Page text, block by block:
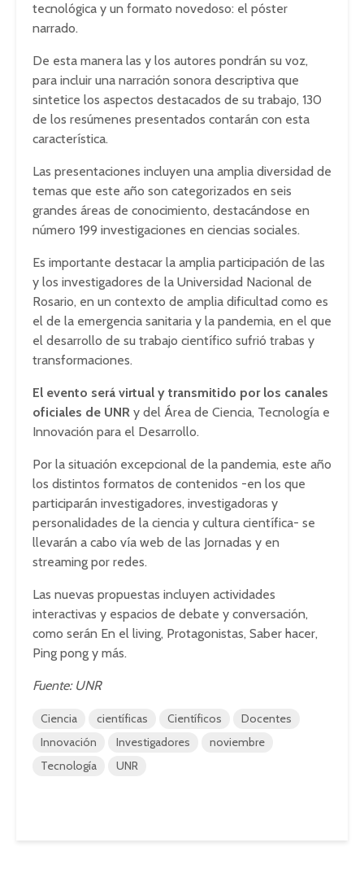
tecnológica y un formato novedoso: el póster
narrado.
De esta manera las y los autores pondrán su voz,
para incluir una narración sonora descriptiva que
sintetice los aspectos destacados de su trabajo, 130
de los resúmenes presentados contarán con esta
característica.
Las presentaciones incluyen una amplia diversidad de
temas que este año son categorizados en seis
grandes áreas de conocimiento, destacándose en
número 199 investigaciones en ciencias sociales.
Es importante destacar la amplia participación de las
y los investigadores de la Universidad Nacional de
Rosario, en un contexto de amplia dificultad como es
el de la emergencia sanitaria y la pandemia, en el que
el desarrollo de su trabajo científico sufrió trabas y
transformaciones.
El evento será virtual y transmitido por los canales
oficiales de UNR y del Área de Ciencia, Tecnología e
Innovación para el Desarrollo.
Por la situación excepcional de la pandemia, este año
los distintos formatos de contenidos -en los que
participarán investigadores, investigadoras y
personalidades de la ciencia y cultura científica- se
llevarán a cabo vía web de las Jornadas y en
streaming por redes.
Las nuevas propuestas incluyen actividades
interactivas y espacios de debate y conversación,
como serán En el living, Protagonistas, Saber hacer,
Ping pong y más.
Fuente: UNR
Ciencia científicas Científicos
Docentes
Innovación
Investigadores
noviembre
Tecnología
UNR